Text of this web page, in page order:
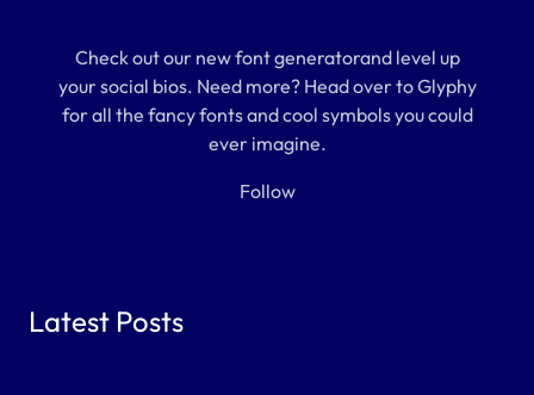
Check out our new font generatorand level up
your social bios. Need more? Head over to Glyphy
for all the fancy fonts and cool symbols you could
ever imagine.
Follow
Latest Posts